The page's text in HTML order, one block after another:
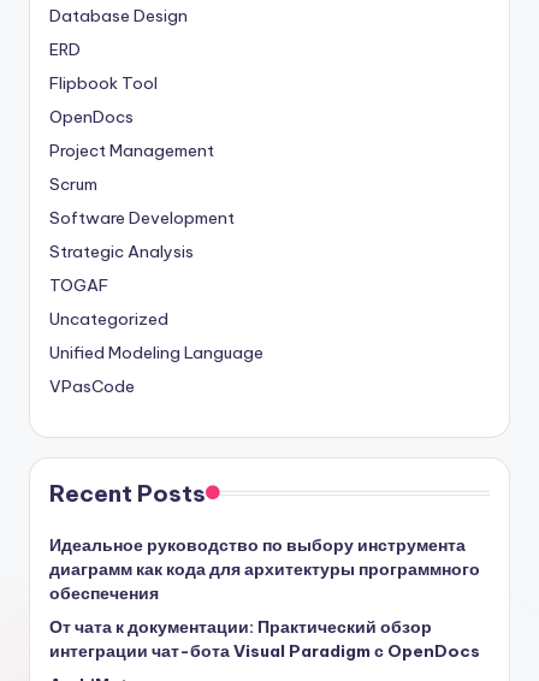
Database Design
ERD
Flipbook Tool
OpenDocs
Project Management
Scrum
Software Development
Strategic Analysis
TOGAF
Uncategorized
Unified Modeling Language
VPasCode
Recent Posts
Идеальное руководство по выбору инструмента
диаграмм как кода для архитектуры программного
обеспечения
От чата к документации: Практический обзор
интеграции чат-бота Visual Paradigm с OpenDocs